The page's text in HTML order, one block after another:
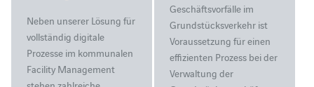
Geschäftsvorfälle im
Grundstücksverkehr ist
Voraussetzung für einen
effizienten Prozess bei der
Verwaltung der
Neben unserer Lösung für
vollständig digitale
Prozesse im kommunalen
Facility Management